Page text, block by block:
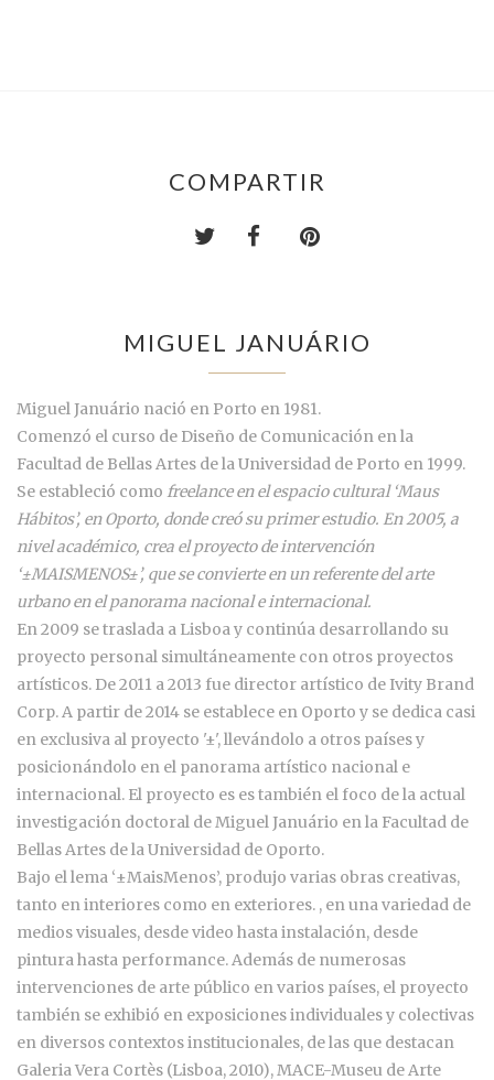
COMPARTIR
MIGUEL JANUÁRIO
Miguel Januário nació en Porto en 1981.
Comenzó el curso de Diseño de Comunicación en la
Facultad de Bellas Artes de la Universidad de Porto en 1999.
Se estableció como freelance en el espacio cultural ‘Maus
Hábitos’, en Oporto, donde creó su primer estudio. En 2005, a
nivel académico, crea el proyecto de intervención
‘±MAISMENOS±’, que se convierte en un referente del arte
urbano en el panorama nacional e internacional.
En 2009 se traslada a Lisboa y continúa desarrollando su
proyecto personal simultáneamente con otros proyectos
artísticos. De 2011 a 2013 fue director artístico de Ivity Brand
Corp. A partir de 2014 se establece en Oporto y se dedica casi
en exclusiva al proyecto '±', llevándolo a otros países y
posicionándolo en el panorama artístico nacional e
internacional. El proyecto es es también el foco de la actual
investigación doctoral de Miguel Januário en la Facultad de
Bellas Artes de la Universidad de Oporto.
Bajo el lema ‘±MaisMenos’, produjo varias obras creativas,
tanto en interiores como en exteriores. , en una variedad de
medios visuales, desde video hasta instalación, desde
pintura hasta performance. Además de numerosas
intervenciones de arte público en varios países, el proyecto
también se exhibió en exposiciones individuales y colectivas
en diversos contextos institucionales, de las que destacan
Galeria Vera Cortès (Lisboa, 2010), MACE-Museu de Arte